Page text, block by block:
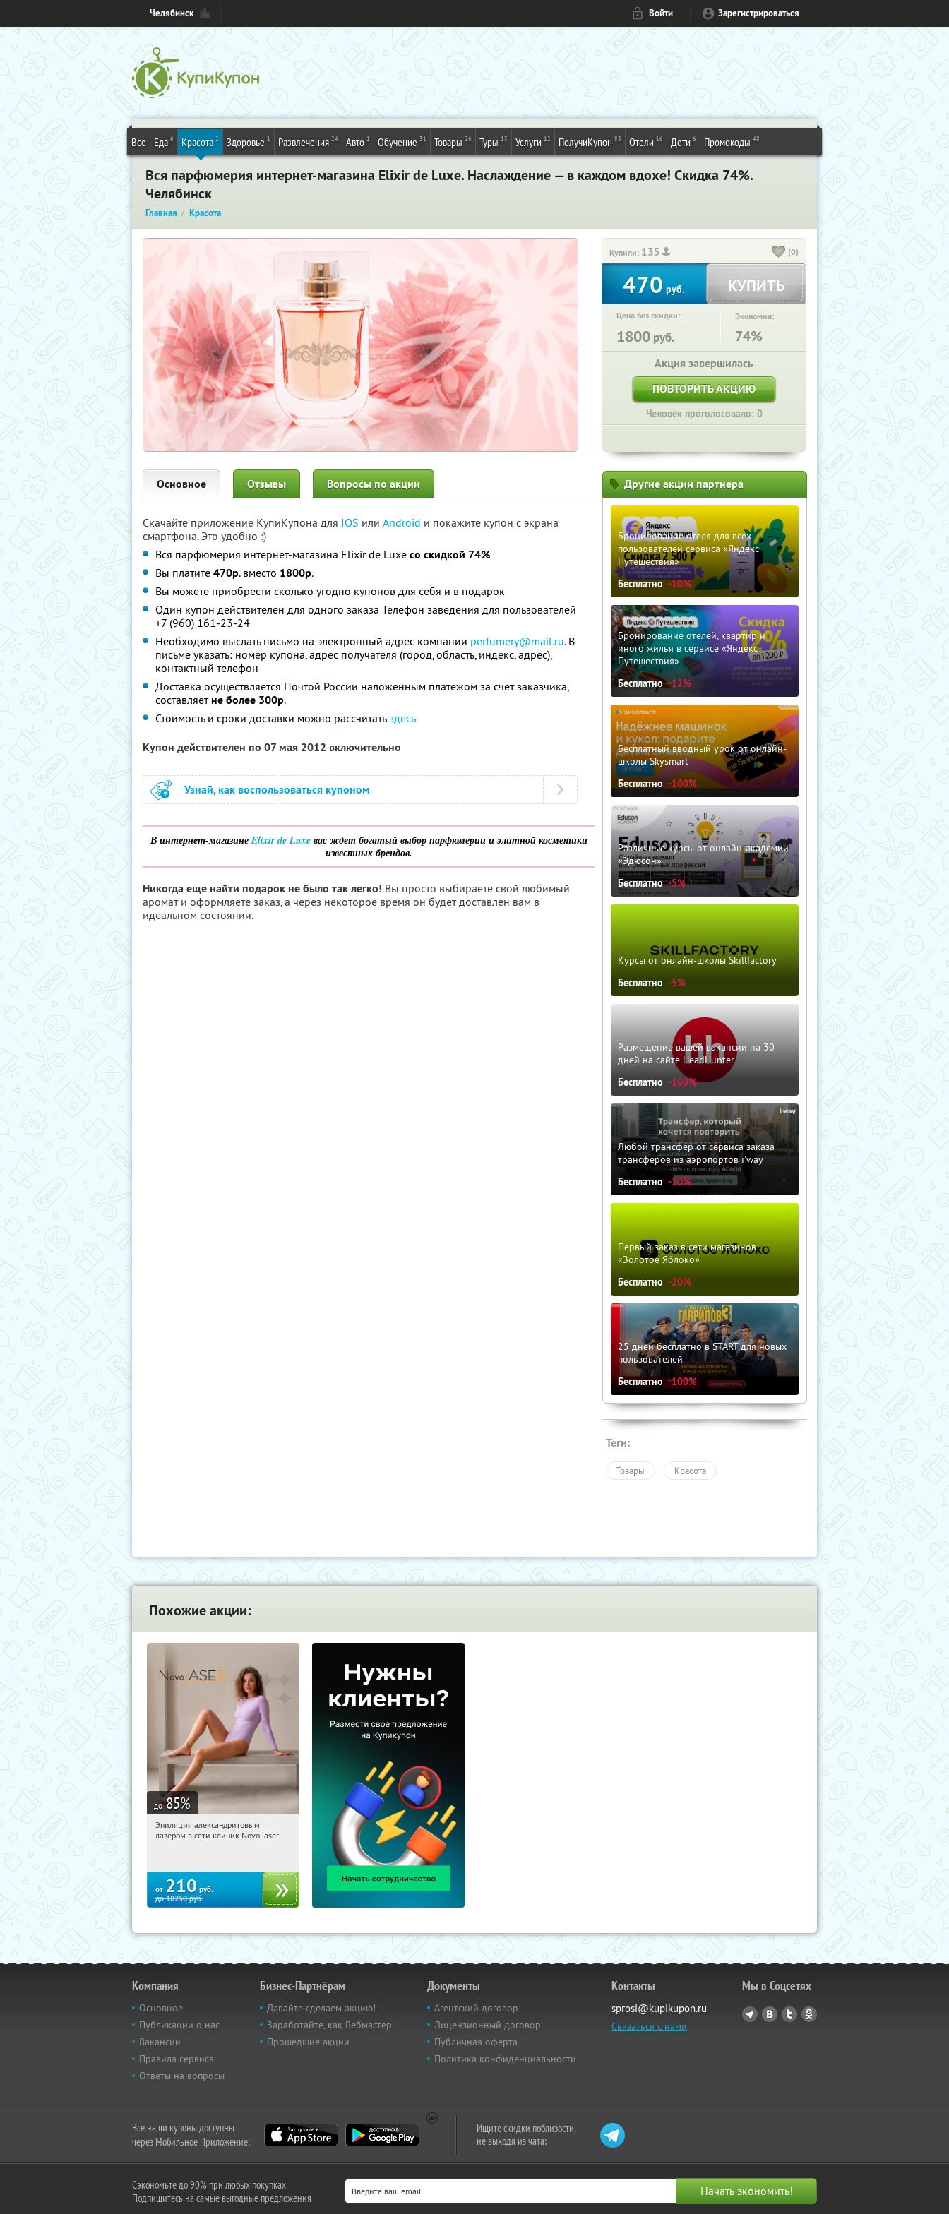
Челябинск Войти Зарегистрироваться
Все Еда 6 Красота 2 Здоровье 1 Развлечения 24 Авто 1 Обучение 31 Товары 26 Туры 13 Услуги 12 ПолучиКупон 83 Отели 16 Дети 6 Промокоды 48
Вся парфюмерия интернет-магазина Elixir de Luxe. Наслаждение — в каждом вдохе! Скидка 74%.
Челябинск
Главная Красота
Купили: 135 (0)
470 руб. КУПИТЬ
Цена без скидки:
1800 руб.
Экономия:
74%
Акция завершилась
ПОВТОРИТЬ АКЦИЮ
Человек проголосовало: 0
Основное Отзывы Вопросы по акции
Скачайте приложение КупиКупона для IOS или Android и покажите купон с экрана
смартфона. Это удобно :)
Вся парфюмерия интернет-магазина Elixir de Luxe со скидкой 74%
Вы платите 470р. вместо 1800р.
Вы можете приобрести сколько угодно купонов для себя и в подарок
Один купон действителен для одного заказа Телефон заведения для пользователей
+7 (960) 161-23-24
Необходимо выслать письмо на электронный адрес компании perfumery@mail.ru. В
письме указать: номер купона, адрес получателя (город, область, индекс, адрес),
контактный телефон
Доставка осуществляется Почтой России наложенным платежом за счёт заказчика,
составляетне более 300р.
Стоимость и сроки доставки можно рассчитатьздесь
Купон действителен по 07 мая 2012 включительно
Узнай, как воспользоваться купоном
В интернет-магазинеElixir de Luxeвас ждет богатый выбор парфюмерии и элитной косметики
известных брендов.
Никогда еще найти подарок не было так легко! Вы просто выбираете свой любимый
аромат и оформляете заказ, а через некоторое время он будет доставлен вам в
идеальном состоянии.
Другие акции партнера
Бронирование отеля для всех
пользователей сервиса «Яндекс
Путешествия»
Бесплатно -10%
Бронирование отелей, квартир и
иного жилья в сервисе «Яндекс
Путешествия»
Бесплатно -12%
Бесплатный вводный урок от онлайн-
школы Skysmart
Бесплатно -100%
Различные курсы от онлайн-академии
«Эдюсон»
Бесплатно -5%
Курсы от онлайн-школы Skillfactory
Бесплатно -5%
Размещение вашей вакансии на 30
дней на сайте HeadHunter
Бесплатно -100%
Любой трансфер от сервиса заказа
трансферов из аэропортов i'way
Бесплатно -10%
Первый заказ в сети магазинов
«Золотое Яблоко»
Бесплатно -20%
25 дней бесплатно в START для новых
пользователей
Бесплатно -100%
Теги:
Товары Красота
Похожие акции:
до 85%
04:56:37 Купили:
Эпиляция александритовым
лазером в сети клиник NovoLaser
от 210 руб.
до18250руб.
Компания
Основное
Публикации о нас
Вакансии
Правила сервиса
Ответы на вопросы
Бизнес-Партнёрам
Давайте сделаем акцию!
Заработайте, как Вебмастер
Прошедшие акции
Документы
Агентский договор
Лицензионный договор
Публичная оферта
Политика конфиденциальности
Контакты
sprosi@kupikupon.ru
Связаться с нами
Мы в Соцсетях
Все наши купоны доступны
через Мобильное Приложение:
Ищите скидки поблизости,
не выходя из чата:
Сэкономьте до 90% при любых покупках
Подпишитесь на самые выгодные предложения